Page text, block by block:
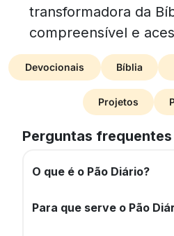
transformadora da
compreensível e
Devocionais Bíblia
Projetos
Perguntas frequentes
O que é o Pão Diário?
Para que serve o Pão